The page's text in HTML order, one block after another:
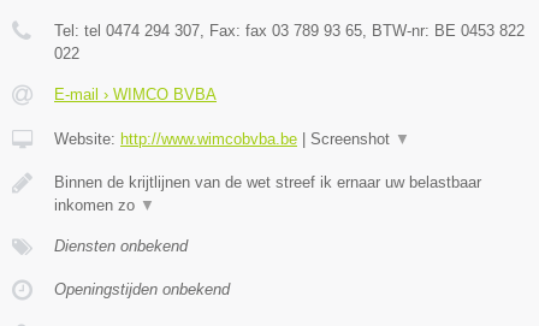
Tel: tel 0474 294 307 , Fax: fax 03 789 93 65 , BTW-nr: BE 0453 822
022
E-mail › WIMCO BVBA
Website: http://www.wimcobvba.be Screenshot ▼
Binnen de krijtlijnen van de wet streef ik ernaar uw belastbaar
inkomen zo ▼
Diensten onbekend
Openingstijden onbekend